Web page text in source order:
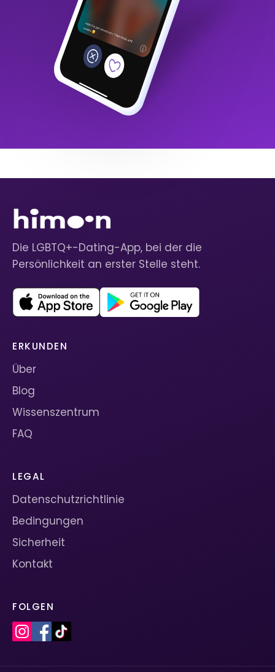
Die LGBTQ+-Dating-App, bei der die
Persönlichkeit an erster Stelle steht.
ERKUNDEN
Über
Blog
Wissenszentrum
FAQ
LEGAL
Datenschutzrichtlinie
Bedingungen
Sicherheit
Kontakt
FOLGEN